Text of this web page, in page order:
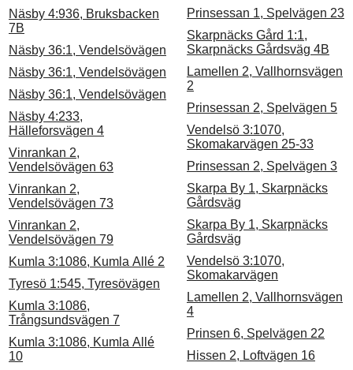
Näsby 4:936, Bruksbacken
7B
Näsby 36:1, Vendelsövägen
Näsby 36:1, Vendelsövägen
Näsby 36:1, Vendelsövägen
Näsby 4:233,
Hälleforsvägen 4
Vinrankan 2,
Vendelsövägen 63
Vinrankan 2,
Vendelsövägen 73
Vinrankan 2,
Vendelsövägen 79
Kumla 3:1086, Kumla Allé 2
Tyresö 1:545, Tyresövägen
Kumla 3:1086,
Trångsundsvägen 7
Kumla 3:1086, Kumla Allé
10
Prinsessan 1, Spelvägen 23
Skarpnäcks Gård 1:1,
Skarpnäcks Gårdsväg 4B
Lamellen 2, Vallhornsvägen
2
Prinsessan 2, Spelvägen 5
Vendelsö 3:1070,
Skomakarvägen 25-33
Prinsessan 2, Spelvägen 3
Skarpa By 1, Skarpnäcks
Gårdsväg
Skarpa By 1, Skarpnäcks
Gårdsväg
Vendelsö 3:1070,
Skomakarvägen
Lamellen 2, Vallhornsvägen
4
Prinsen 6, Spelvägen 22
Hissen 2, Loftvägen 16